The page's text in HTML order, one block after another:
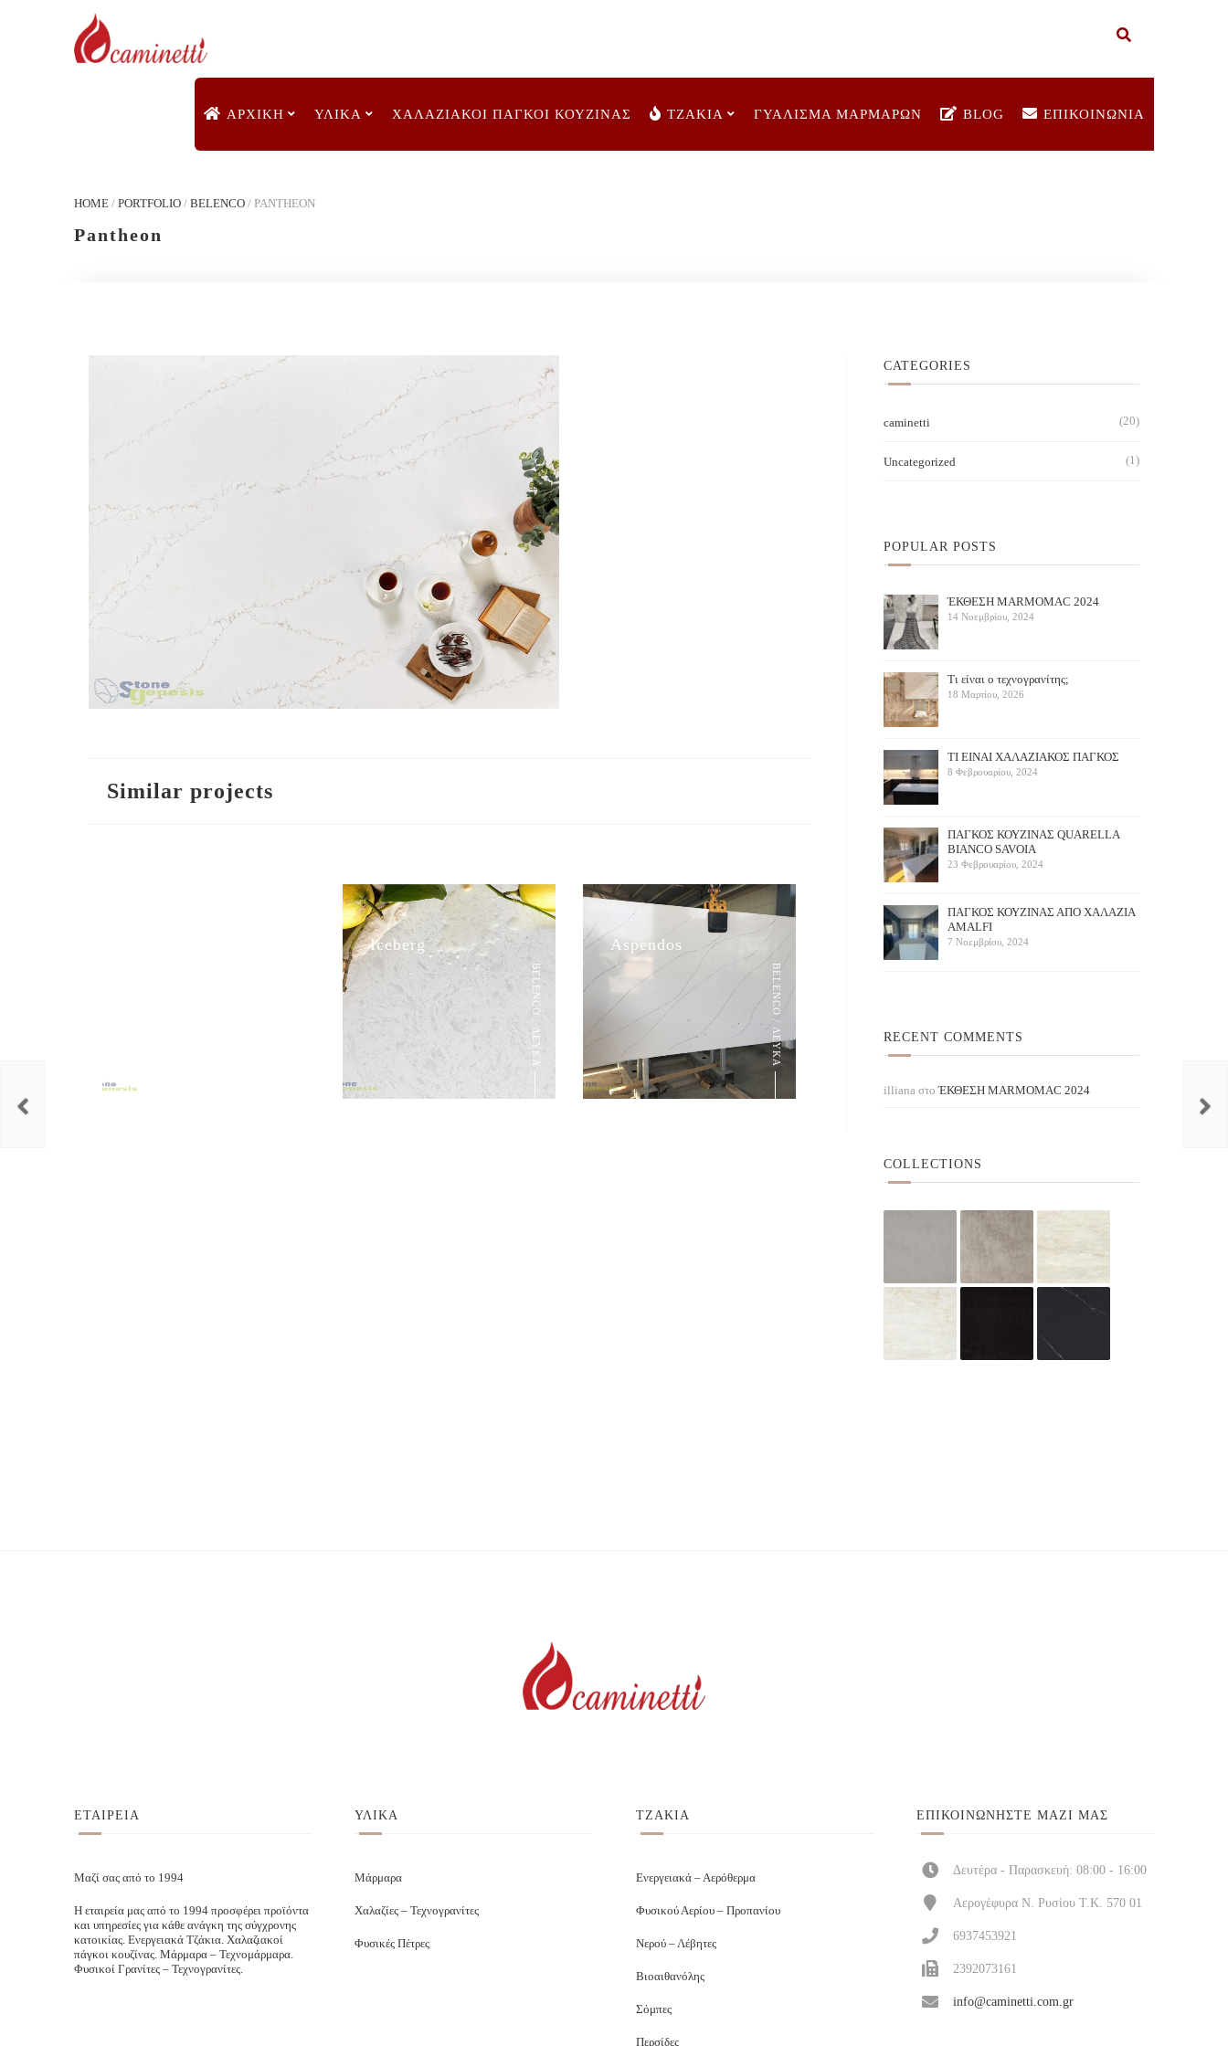
ΑΡΧΙΚΉ ΥΛΙΚΑ ΧΑΛΑΖΙΑΚΟΙ ΠΑΓΚΟΙ ΚΟΥΖΙΝΑΣ ΤΖΑΚΙΑ ΓΥΑΛΙΣΜΑ ΜΑΡΜΑΡΩΝ BLOG ΕΠΙΚΟΙΝΩΝΙΑ
HOME / PORTFOLIO / BELENCO / PANTHEON
Pantheon
Similar projects
Iceberg
BELENCO / ΛΕΥΚΑ
Aspendos
BELENCO / ΛΕΥΚΑ
Sahara Beige
BELENCO / ΜΠΕΖ
CATEGORIES
caminetti (20)
Uncategorized (1)
POPULAR POSTS
ΈΚΘΕΣΗ ΜARMOMAC 2024
14 Νοεμβρίου, 2024
Τι είναι ο τεχνογρανίτης;
18 Μαρτίου, 2026
ΤΙ ΕΙΝΑΙ ΧΑΛΑΖΙΑΚΟΣ ΠΑΓΚΟΣ
8 Φεβρουαρίου, 2024
ΠΑΓΚΟΣ ΚΟΥΖΙΝΑΣ QUARELLA
BIANCO SAVOIA
23 Φεβρουαρίου, 2024
ΠAΓΚΟΣ ΚΟΥΖΙΝΑΣ ΑΠΟ ΧΑΛΑΖΙΑ
AMALFI
7 Νοεμβρίου, 2024
RECENT COMMENTS
illiana στοΈΚΘΕΣΗ ΜARMOMAC 2024
COLLECTIONS
ΕΤΑΙΡΕΙΑ
Μαζί σας από το 1994
Η εταιρεία μας από το 1994 προσφέρει προϊόντα
και υπηρεσίες για κάθε ανάγκη της σύγχρονης
κατοικίας. Ενεργειακά Τζάκια. Χαλαζιακοί
πάγκοι κουζίνας. Μάρμαρα – Τεχνομάρμαρα.
Φυσικοί Γρανίτες – Τεχνογρανίτες.
ΥΛΙΚΑ
Μάρμαρα
Χαλαζίες – Τεχνογρανίτες
Φυσικές Πέτρες
ΤΖΑΚΙΑ
Ενεργειακά – Αερόθερμα
Φυσικού Αερίου – Προπανίου
Νερού – Λέβητες
Βιοαιθανόλης
Σόμπες
Περσίδες
ΕΠΙΚΟΙΝΩΝΉΣΤΕ ΜΑΖΊ ΜΑΣ
Δευτέρα - Παρασκευή: 08:00 - 16:00
Αερογέφυρα Ν. Ρυσίου Τ.Κ. 570 01
6937453921
2392073161
info@caminetti.com.gr